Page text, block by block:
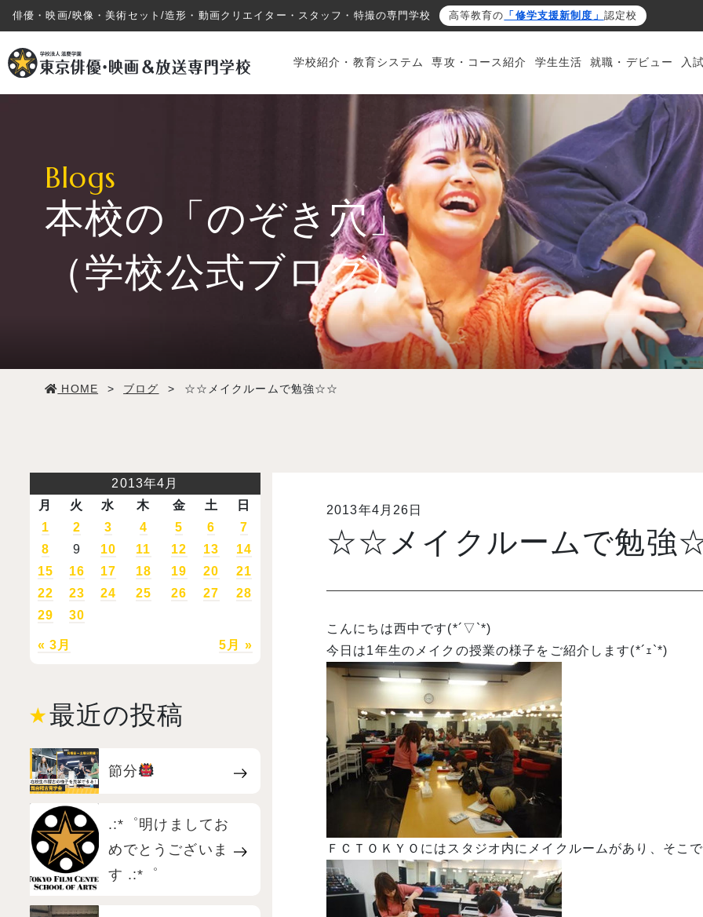
俳優・映画/映像・美術セット/造形・動画クリエイター・スタッフ・特撮の専門学校 高等教育の 「修学支援新制度」 認定校
学校紹介・教育システム 専攻・コース紹介 学生生活 就職・デビュー 入
専攻・コース紹介
学校情報
オープンキャンパス
Blogs
本校の「のぞき穴」
（学校公式ブログ）
HOME > ブログ > ☆☆メイクルームで勉強☆☆
2013年4月26日
☆☆メイクルームで勉
こんにちは西中です(*´▽`*)
今日は1年生のメイクの授業の様子をご紹介します(*´ｪ`*)
ＦＣＴＯＫＹＯにはスタジオ内にメイクルームがあり、そこ
2013年4月
月
火 水 木 金 土 日
« 3月 5月 »
1 2 3 4 5 6
7
8
9 10 11 12 13
14
15
16 17 18 19 20
21
22
23 24 25 26 27
28
29
30
最近の投稿
節分
.:*゜明けましてお
めでとうございま
す .:*゜